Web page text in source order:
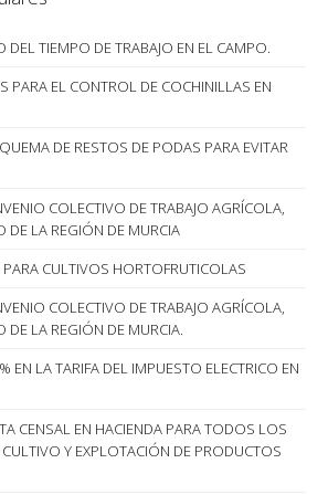
TIEMPO DE TRABAJO EN EL CAMPO.
PARA EL CONTROL DE COCHINILLAS EN
DE RESTOS DE PODAS PARA EVITAR
COLECTIVO DE TRABAJO AGRÍCOLA,
DE LA REGIÓN DE MURCIA
CULTIVOS HORTOFRUTICOLAS
COLECTIVO DE TRABAJO AGRÍCOLA,
DE LA REGIÓN DE MURCIA.
EN LA TARIFA DEL IMPUESTO ELECTRICO EN
CENSAL EN HACIENDA PARA TODOS LOS
Y EXPLOTACIÓN DE PRODUCTOS